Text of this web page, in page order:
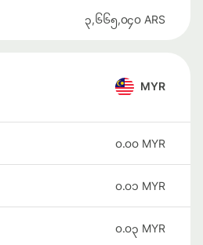
၃,၆၆၅,၀၄၀ ARS
MYR
၀.၀၀ MYR
၀.၀၁ MYR
၀.၀၃ MYR